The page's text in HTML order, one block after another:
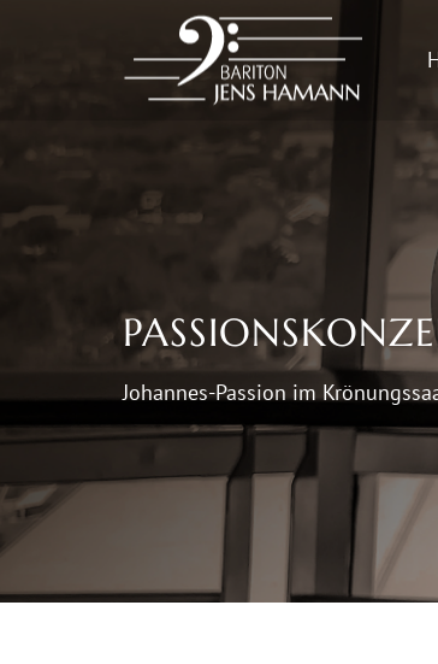
Johannes-Passion im